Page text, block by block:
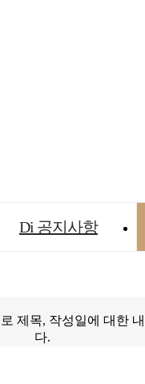
Di 공지사항
제목, 작성일에 대한
다.